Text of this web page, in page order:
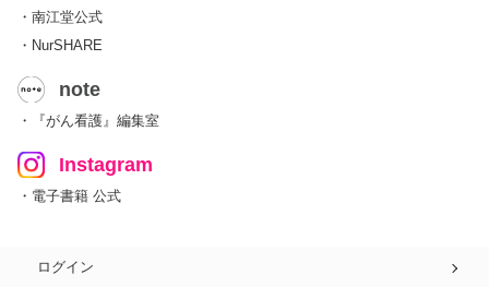
・南江堂公式
・NurSHARE
note
・『がん看護』編集室
Instagram
・電子書籍 公式
ログイン